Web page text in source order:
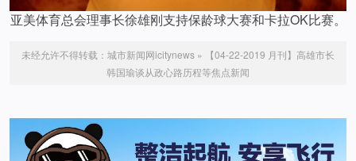
亚美体育总会理事长徐雄刚支持保龄球大赛和卡拉OK比赛。
未经允许不得转载： 城市新闻网icitynews »
【04-22-2019 月刊】高雄市长
韩国瑜谈从政心路历程等焦点新闻